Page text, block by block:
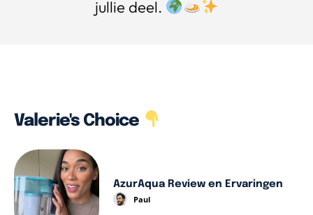
jullie deel.
Valerie's Choice
AzurAqua Review en Ervaringen
Paul